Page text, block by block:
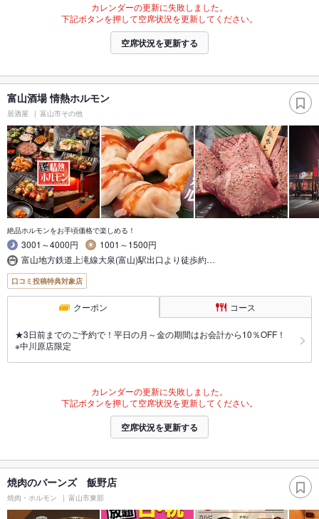
カレンダーの更新に失敗しました。
下記ボタンを押して空席状況を更新してください。
空席状況を更新する
富山酒場 情熱ホルモン
居酒屋 富山市その他
絶品ホルモンをお手頃価格で楽しめる！
3001～4000円
1001～1500円
富山地方鉄道上滝線大泉(富山)駅出口より徒歩約…
口コミ投稿特典対象店
クーポン コース
★3日前までのご予約で！平日の月～金の期間はお会計から10％OFF！
※中川原店限定
カレンダーの更新に失敗しました。
下記ボタンを押して空席状況を更新してください。
空席状況を更新する
焼肉のバーンズ 飯野店
焼肉・ホルモン 富山市東部